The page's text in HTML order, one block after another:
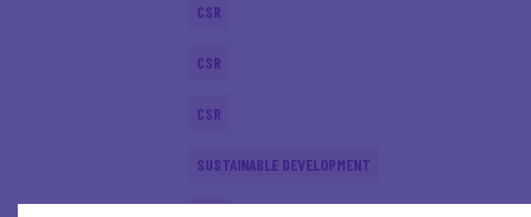
CSR
CSR
CSR
SUSTAINABLE DEVELOPMENT